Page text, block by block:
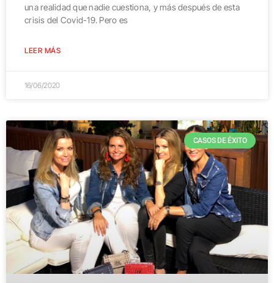
una realidad que nadie cuestiona, y más después de esta
crisis del Covid-19. Pero es
LEER MÁS
16/06/2020
CASOS DE ÉXITO